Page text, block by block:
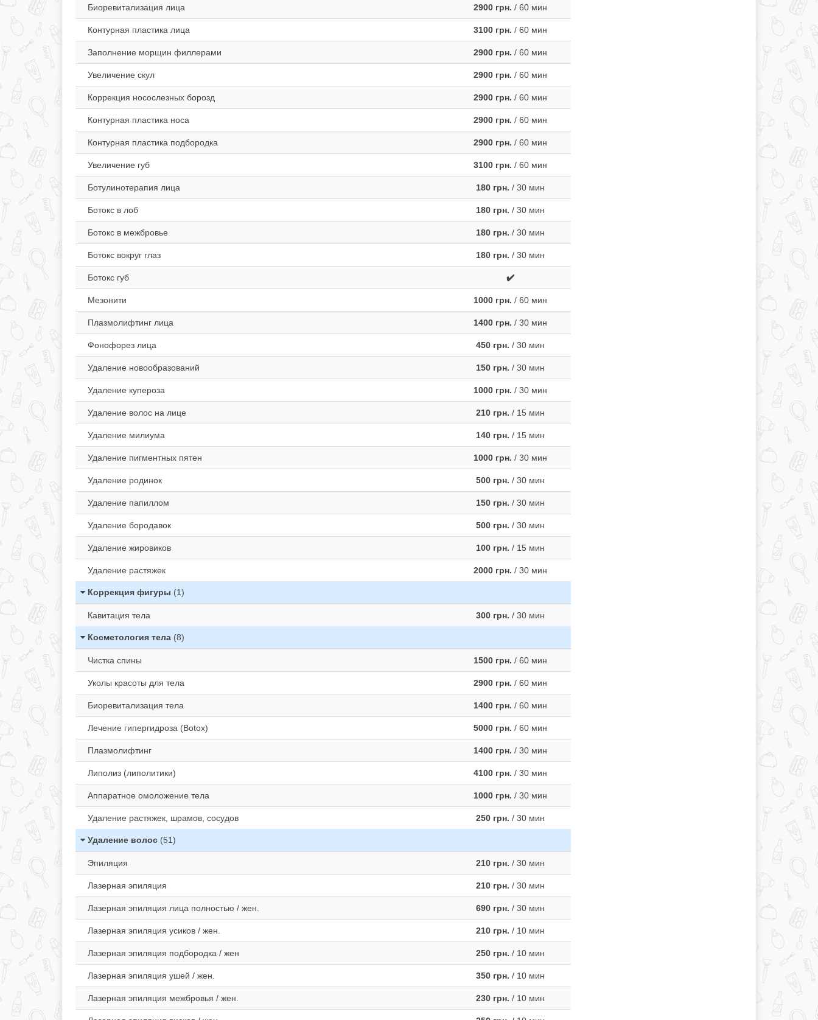
Биоревитализация лица 2900 грн. / 60 мин
Контурная пластика лица 3100 грн. / 60 мин
Заполнение морщин филлерами 2900 грн. / 60 мин
Увеличение скул 2900 грн. / 60 мин
Коррекция носослезных борозд 2900 грн. / 60 мин
Контурная пластика носа 2900 грн. / 60 мин
Контурная пластика подбородка 2900 грн. / 60 мин
Увеличение губ 3100 грн. / 60 мин
Ботулинотерапия лица 180 грн. / 30 мин
Ботокс в лоб 180 грн. / 30 мин
Ботокс в межбровье 180 грн. / 30 мин
Ботокс вокруг глаз 180 грн. / 30 мин
Ботокс губ ✔️
Мезонити 1000 грн. / 60 мин
Плазмолифтинг лица 1400 грн. / 30 мин
Фонофорез лица 450 грн. / 30 мин
Удаление новообразований 150 грн. / 30 мин
Удаление купероза 1000 грн. / 30 мин
Удаление волос на лице 210 грн. / 15 мин
Удаление милиума 140 грн. / 15 мин
Удаление пигментных пятен 1000 грн. / 30 мин
Удаление родинок 500 грн. / 30 мин
Удаление папиллом 150 грн. / 30 мин
Удаление бородавок 500 грн. / 30 мин
Удаление жировиков 100 грн. / 15 мин
Удаление растяжек 2000 грн. / 30 мин
Коррекция фигуры (1)
Кавитация тела 300 грн. / 30 мин
Косметология тела (8)
Чистка спины 1500 грн. / 60 мин
Уколы красоты для тела 2900 грн. / 60 мин
Биоревитализация тела 1400 грн. / 60 мин
Лечение гипергидроза (Botox) 5000 грн. / 60 мин
Плазмолифтинг 1400 грн. / 30 мин
Липолиз (липолитики) 4100 грн. / 30 мин
Аппаратное омоложение тела 1000 грн. / 30 мин
Удаление растяжек, шрамов, сосудов 250 грн. / 30 мин
Удаление волос (51)
Эпиляция 210 грн. / 30 мин
Лазерная эпиляция 210 грн. / 30 мин
Лазерная эпиляция лица полностью / жен. 690 грн. / 30 мин
Лазерная эпиляция усиков / жен. 210 грн. / 10 мин
Лазерная эпиляция подбородка / жен 250 грн. / 10 мин
Лазерная эпиляция ушей / жен. 350 грн. / 10 мин
Лазерная эпиляция межбровья / жен. 230 грн. / 10 мин